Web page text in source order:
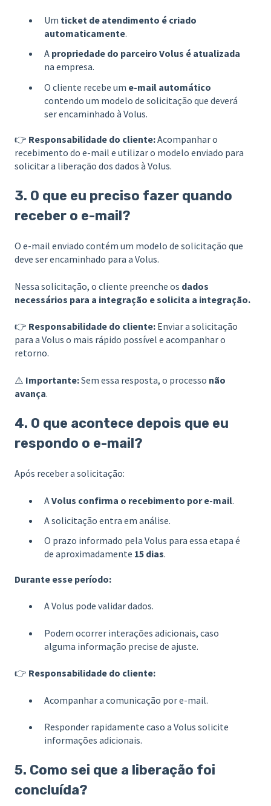
Um ticket de atendimento é criado
automaticamente.
A propriedade do parceiro Volus é atualizada
na empresa.
O cliente recebe um e-mail automático
contendo um modelo de solicitação que deverá
ser encaminhado à Volus.
👉 Responsabilidade do cliente:Acompanhar o
recebimento do e-mail e utilizar o modelo enviado para
solicitar a liberação dos dados à Volus.
3. O que eu preciso fazer quando
receber o e-mail?
O e-mail enviado contém um modelo de solicitação que
deve ser encaminhado para a Volus.
Nessa solicitação, o cliente preenche os dados
necessários para a integração e solicita a integração.
👉 Responsabilidade do cliente: Enviar a solicitação
para a Volus o mais rápido possível e acompanhar o
retorno.
⚠️ Importante:Sem essa resposta, o processo não
avança.
4. O que acontece depois que eu
respondo o e-mail?
Após receber a solicitação:
AVolus confirma o recebimento por e-mail.
A solicitação entra em análise.
O prazo informado pela Volus para essa etapa é
de aproximadamente 15 dias.
Durante esse período:
A Volus pode validar dados.
Podem ocorrer interações adicionais, caso
alguma informação precise de ajuste.
👉 Responsabilidade do cliente:
Acompanhar a comunicação por e-mail.
Responder rapidamente caso a Volus solicite
informações adicionais.
5. Como sei que a liberação foi
concluída?